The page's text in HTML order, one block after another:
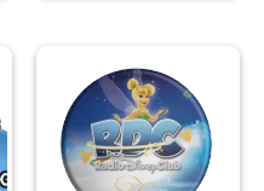
de
prix :
€1.30
à
€4.50
produit
a
plusieurs